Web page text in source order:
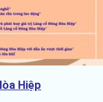
Hiệp